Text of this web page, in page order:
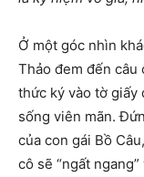
Ở một góc nhìn
Thảo đem đến câu
thức ký vào tờ giấy
sống viên mãn.
của con gái Bồ
cô sẽ “ngất